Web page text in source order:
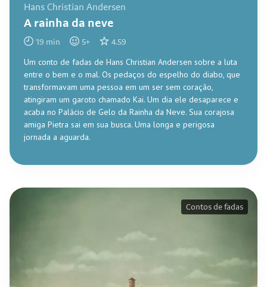
Hans Christian Andersen
A rainha da neve
19 min 5+ 4.59
Um conto de fadas de Hans Christian Andersen sobre a luta
entre o bem e o mal. Os pedaços do espelho do diabo, que
transformavam uma pessoa em um ser sem coração,
atingiram um garoto chamado Kai. Um dia ele desaparece e
acaba no Palácio de Gelo da Rainha da Neve. Sua corajosa
amiga Pietra sai em sua busca. Uma longa e perigosa
jornada a aguarda.
Contos de fadas